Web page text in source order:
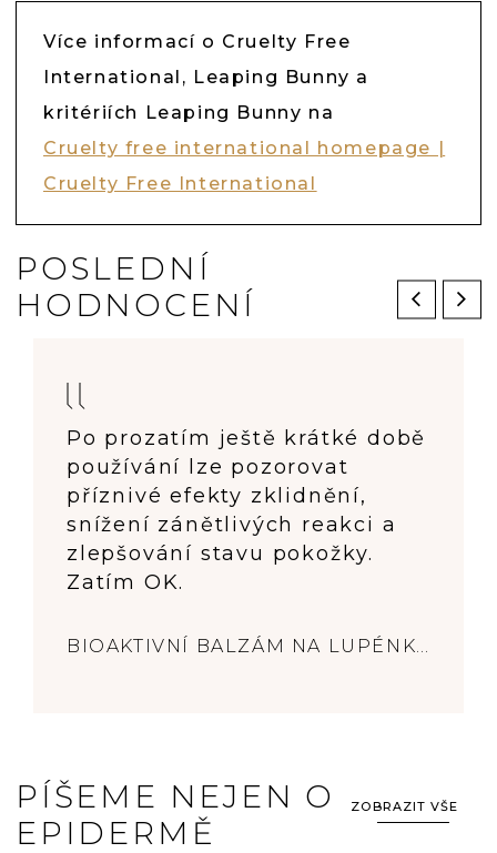
Více informací o Cruelty Free
International, Leaping Bunny a
kritériích Leaping Bunny na
Cruelty free international homepage |
Cruelty Free International
POSLEDNÍ
HODNOCENÍ
BIOAKTIVNÍ BALZÁM NA LUPÉNKU, 300 ML
5
hvězdiček.
Po prozatím ještě krátké době
používání lze pozorovat
příznivé efekty zklidnění,
snížení zánětlivých reakci a
zlepšování stavu pokožky.
Zatím OK.
PÍŠEME NEJEN O
EPIDERMĚ
ZOBRAZIT VŠE